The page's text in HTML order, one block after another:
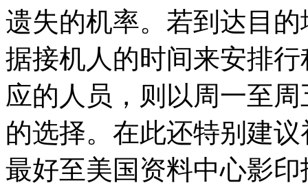
遗失的机率。若到达目
据接机人的时间来安排
应的人员，则以周一至
的选择。在此还特别建
最好至美国资料中心影